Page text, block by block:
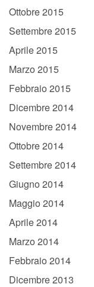
Ottobre 2015
Settembre 2015
Aprile 2015
Marzo 2015
Febbraio 2015
Dicembre 2014
Novembre 2014
Ottobre 2014
Settembre 2014
Giugno 2014
Maggio 2014
Aprile 2014
Marzo 2014
Febbraio 2014
Dicembre 2013